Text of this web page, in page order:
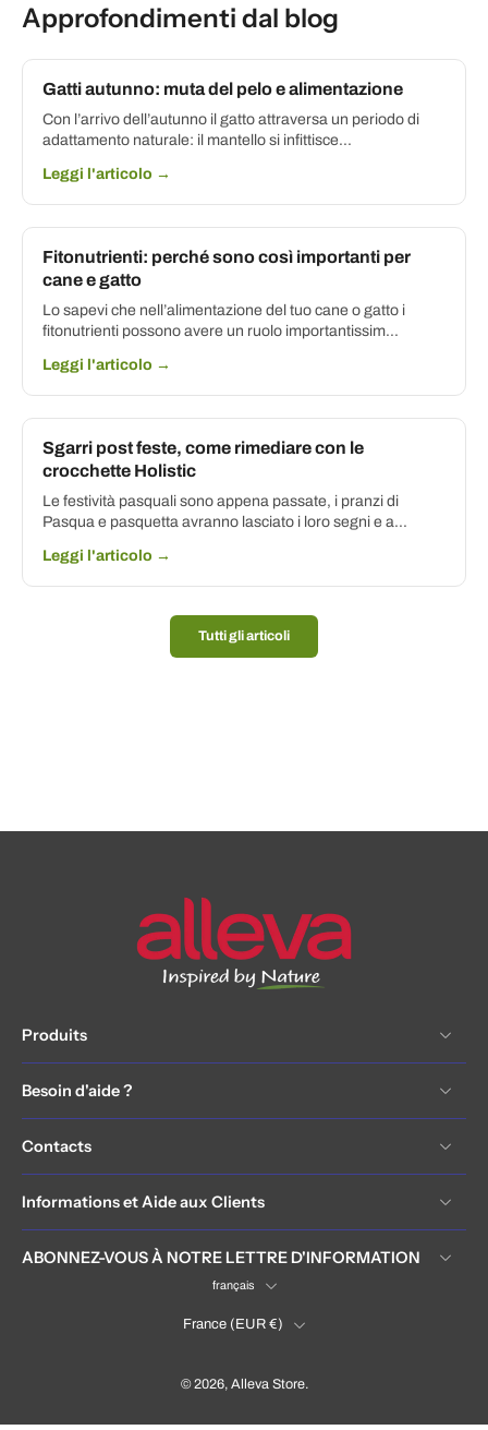
Approfondimenti dal blog
Gatti autunno: muta del pelo e alimentazione
Con l’arrivo dell’autunno il gatto attraversa un periodo di
adattamento naturale: il mantello si infittisce...
Leggi l'articolo →
Fitonutrienti: perché sono così importanti per
cane e gatto
Lo sapevi che nell’alimentazione del tuo cane o gatto i
fitonutrienti possono avere un ruolo importantissim...
Leggi l'articolo →
Sgarri post feste, come rimediare con le
crocchette Holistic
Le festività pasquali sono appena passate, i pranzi di
Pasqua e pasquetta avranno lasciato i loro segni e a...
Leggi l'articolo →
Tutti gli articoli
Produits
Besoin d'aide ?
Contacts
Informations et Aide aux Clients
ABONNEZ-VOUS À NOTRE LETTRE D'INFORMATION
français
France ‎(EUR €)‎
© 2026, Alleva Store.